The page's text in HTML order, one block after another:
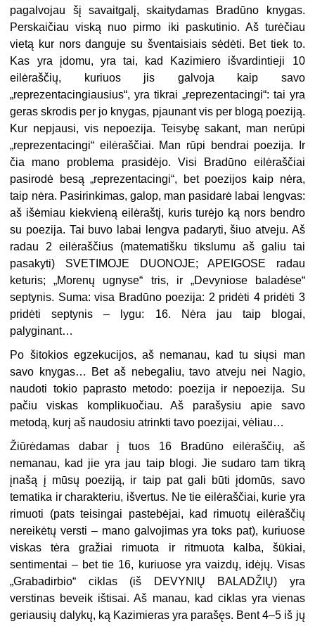
pagalvojau šį savaitgalį, skaitydamas Bradūno knygas.
Perskaičiau viską nuo pirmo iki paskutinio. Aš turėčiau
vietą kur nors danguje su šventaisiais sėdėti. Bet tiek to.
Kas yra įdomu, yra tai, kad Kazimiero išvardintieji 10
eilėraščių, kuriuos jis galvoja kaip savo
„reprezentacingiausius“, yra tikrai „reprezentacingi“: tai yra
geras skrodis per jo knygas, pjaunant vis per blogą poeziją.
Kur nepjausi, vis nepoezija. Teisybę sakant, man nerūpi
„reprezentacingi“ eilėraščiai. Man rūpi bendrai poezija. Ir
čia mano problema prasidėjo. Visi Bradūno eilėraščiai
pasirodė besą „reprezentacingi“, bet poezijos kaip nėra,
taip nėra. Pasirinkimas, galop, man pasidarė labai lengvas:
aš išėmiau kiekvieną eilėraštį, kuris turėjo ką nors bendro
su poezija. Tai buvo labai lengva padaryti, šiuo atveju. Aš
radau 2 eilėraščius (matematišku tikslumu aš galiu tai
pasakyti) SVETIMOJE DUONOJE; APEIGOSE radau
keturis; „Morenų ugnyse“ tris, ir „Devyniose baladėse“
septynis. Suma: visa Bradūno poezija: 2 pridėti 4 pridėti 3
pridėti septynis – lygu: 16. Nėra jau taip blogai,
palyginant…
Po šitokios egzekucijos, aš nemanau, kad tu siųsi man
savo knygas… Bet aš nebegaliu, tavo atveju nei Nagio,
naudoti tokio paprasto metodo: poezija ir nepoezija. Su
pačiu viskas komplikuočiau. Aš parašysiu apie savo
metodą, kurį aš naudosiu atrinkti tavo poezijai, vėliau…
Žiūrėdamas dabar į tuos 16 Bradūno eilėraščių, aš
nemanau, kad jie yra jau taip blogi. Jie sudaro tam tikrą
įnašą į mūsų poeziją, ir taip pat gali būti įdomūs, savo
tematika ir charakteriu, išvertus. Ne tie eilėraščiai, kurie yra
rimuoti (pats teisingai pastebėjai, kad rimuotų eilėraščių
nereikėtų versti – mano galvojimas yra toks pat), kuriuose
viskas tėra gražiai rimuota ir ritmuota kalba, šūkiai,
sentimentai – bet tie 16, kuriuose yra vaizdų, idėjų. Visas
„Grabadirbio“ ciklas (iš DEVYNIŲ BALADŽIŲ) yra
verstinas beveik ištisai. Aš manau, kad ciklas yra vienas
geriausių dalykų, ką Kazimieras yra parašęs. Bent 4–5 iš jų